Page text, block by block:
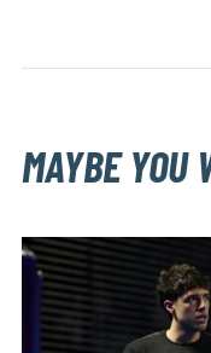
MAYBE YOU